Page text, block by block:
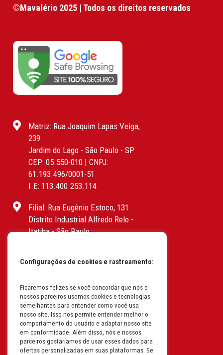
©Mavalério 2025 | Todos os direitos reservados
Matriz: Rua Joaquim Lapas Veiga,
239
Jardim do Lago - São Paulo - SP
CEP: 05.550-010 | CNPJ:
61.193.496/0001-51
I.E: 113.400.253.114
Filial: Rua Eugênio Estoco, 131
Distrito Industrial Alfredo Relo -
Itatiba - São Paulo
I.E: 382.096.357.1147
Filial: Av. Odila Chaves Rodrigues,
1277
Parque industrial RM - Condomínio
Therapark - Jundiaí - São Paulo
CEP: 13.213-087 | CNPJ:
61.193.496/0018-08
Configurações de cookies e rastreamento:
Ficaremos felizes se você concordar que nós e
nossos parceiros usemos cookies e tecnologias
semelhantes para entender como você usa
nosso site. Isso nos permite entender melhor o
comportamento do usuário e adaptar nosso site
em conformidade. Além disso, nós e nossos
parceiros gostaríamos de usar esses dados para
ofertas personalizadas em suas plataformas. Se